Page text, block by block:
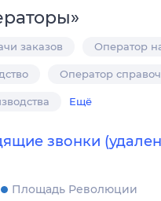
Авто
»
заказов Оператор
Оператор
Ещё
звонки
Площадь Революции